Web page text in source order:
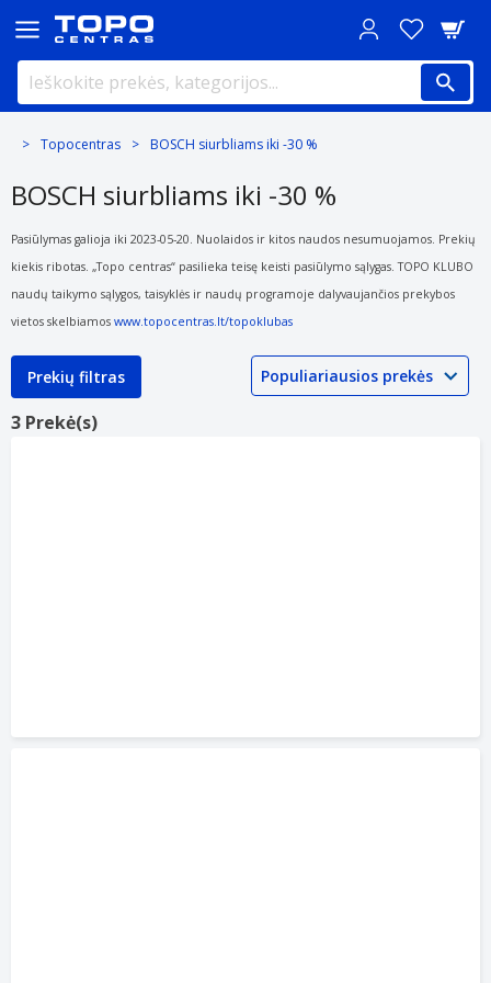
Topocentras BOSCH siurbliams iki -30 %
BOSCH siurbliams iki -30 %
Pasiūlymas galioja iki 2023-05-20. Nuolaidos ir kitos naudos nesumuojamos. Prekių
kiekis ribotas. „Topo centras“ pasilieka teisę keisti pasiūlymo sąlygas. TOPO KLUBO
naudų taikymo sąlygos, taisyklės ir naudų programoje dalyvaujančios prekybos
vietos skelbiamos www.topocentras.lt/topoklubas
Prekių filtras
3 Prekė(s)